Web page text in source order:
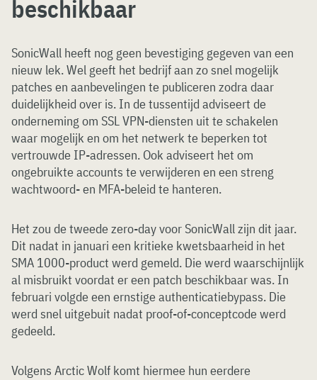
beschikbaar
SonicWall heeft nog geen bevestiging gegeven van een
nieuw lek. Wel geeft het bedrijf aan zo snel mogelijk
patches en aanbevelingen te publiceren zodra daar
duidelijkheid over is. In de tussentijd adviseert de
onderneming om SSL VPN-diensten uit te schakelen
waar mogelijk en om het netwerk te beperken tot
vertrouwde IP-adressen. Ook adviseert het om
ongebruikte accounts te verwijderen en een streng
wachtwoord- en MFA-beleid te hanteren.
Het zou de tweede zero-day voor SonicWall zijn dit jaar.
Dit nadat in januari een kritieke kwetsbaarheid in het
SMA 1000-product werd gemeld. Die werd waarschijnlijk
al misbruikt voordat er een patch beschikbaar was. In
februari volgde een ernstige authenticatiebypass. Die
werd snel uitgebuit nadat proof-of-conceptcode werd
gedeeld.
Volgens Arctic Wolf komt hiermee hun eerdere